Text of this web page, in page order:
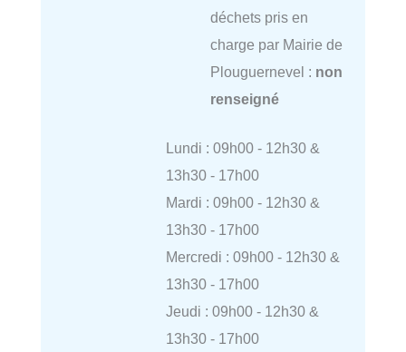
déchets pris en
charge par Mairie de
Plouguernevel : non
renseigné
Lundi : 09h00 - 12h30 &
13h30 - 17h00
Mardi : 09h00 - 12h30 &
13h30 - 17h00
Mercredi : 09h00 - 12h30 &
13h30 - 17h00
Jeudi : 09h00 - 12h30 &
13h30 - 17h00